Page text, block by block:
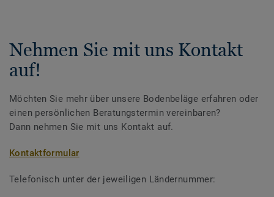
Nehmen Sie mit uns Kontakt
auf!
Möchten Sie mehr über unsere Bodenbeläge erfahren oder
einen persönlichen Beratungstermin vereinbaren?
Dann nehmen Sie mit uns Kontakt auf.
Kontaktformular
Telefonisch unter der jeweiligen Ländernummer: